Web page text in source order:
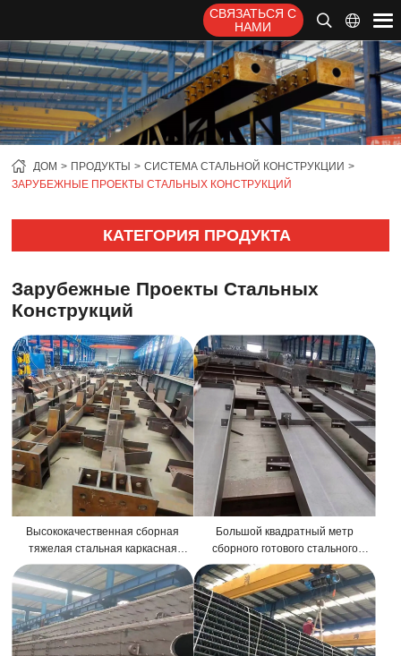
СВЯЗАТЬСЯ С
НАМИ
ДОМ ПРОДУКТЫ
СИСТЕМА СТАЛЬНОЙ КОНСТРУКЦИИ
ЗАРУБЕЖНЫЕ ПРОЕКТЫ СТАЛЬНЫХ КОНСТРУКЦИЙ
КАТЕГОРИЯ ПРОДУКТА
Зарубежные Проекты Стальных
Конструкций
Высококачественная сборная
тяжелая стальная каркасная
конструкция для склада,
коммерческого здания, завода
Большой квадратный метр
сборного готового стального
каркаса складское здание для
завода по добыче меди